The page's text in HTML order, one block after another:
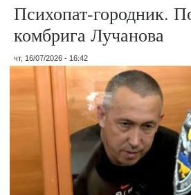
Психопат-городник.
комбрига Лучанова
чт, 16/07/2026 - 16:42